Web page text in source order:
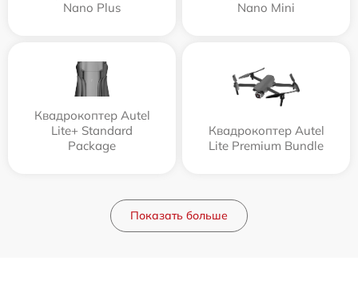
Nano Plus
Nano Mini
Квадрокоптер Autel
Lite+ Standard
Package
Квадрокоптер Autel
Lite Premium Bundle
Показать больше